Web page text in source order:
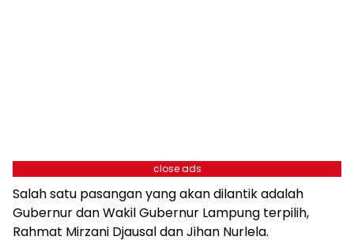
close ads
Salah satu pasangan yang akan dilantik adalah
Gubernur dan Wakil Gubernur Lampung terpilih,
Rahmat Mirzani Djausal dan Jihan Nurlela.